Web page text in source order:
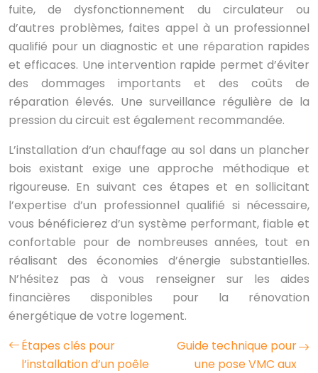
fuite, de dysfonctionnement du circulateur ou
d’autres problèmes, faites appel à un professionnel
qualifié pour un diagnostic et une réparation rapides
et efficaces. Une intervention rapide permet d’éviter
des dommages importants et des coûts de
réparation élevés. Une surveillance régulière de la
pression du circuit est également recommandée.
L’installation d’un chauffage au sol dans un plancher
bois existant exige une approche méthodique et
rigoureuse. En suivant ces étapes et en sollicitant
l’expertise d’un professionnel qualifié si nécessaire,
vous bénéficierez d’un système performant, fiable et
confortable pour de nombreuses années, tout en
réalisant des économies d’énergie substantielles.
N’hésitez pas à vous renseigner sur les aides
financières disponibles pour la rénovation
énergétique de votre logement.
Étapes clés pour
l’installation d’un poêle
Guide technique pour
une pose VMC aux